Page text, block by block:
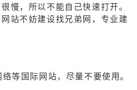
慢，所以不能自己快速打开。
站不妨建设找兄弟网，专业建
等国际网站，尽量不要使用。